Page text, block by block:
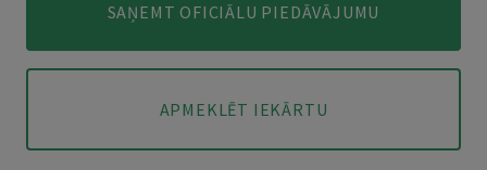
SAŅEMT OFICIĀLU PIEDĀVĀJUMU
APMEKLĒT IEKĀRTU